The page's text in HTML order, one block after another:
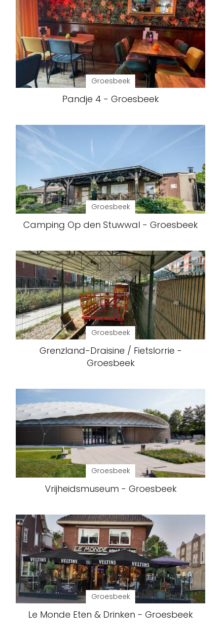
Groesbeek
Pandje 4 - Groesbeek
Groesbeek
Camping Op den Stuwwal - Groesbeek
Groesbeek
Grenzland-Draisine / Fietslorrie -
Groesbeek
Groesbeek
Vrijheidsmuseum - Groesbeek
Groesbeek
Le Monde Eten & Drinken - Groesbeek